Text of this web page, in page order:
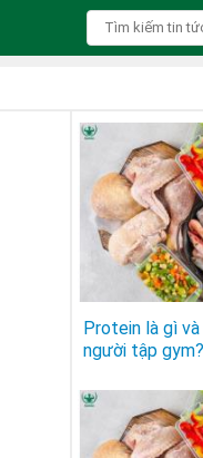
Protein là gì
người tập gym?